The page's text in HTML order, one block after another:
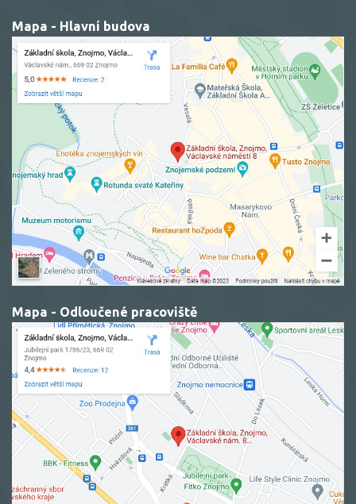
Mapa - Hlavní budova
Mapa - Odloučené pracoviště